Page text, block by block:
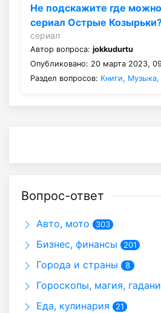
Не подскажите где
сериал Острые
сериал
Автор вопроса: jokkudurtu
Опубликовано: 20 марта 2023,
Раздел вопросов: Книги, Музыка,
Вопрос-ответ
Авто, мото 303
Бизнес, финансы 201
Города и страны 8
Гороскопы, магия,
Еда, кулинария 21